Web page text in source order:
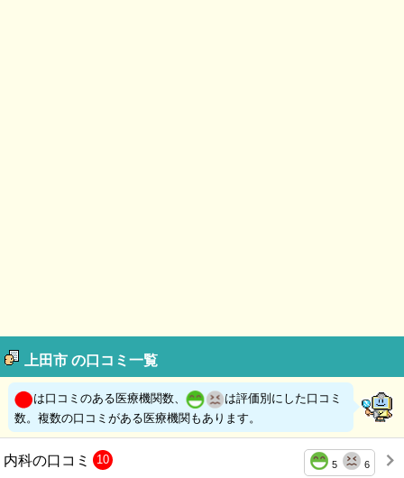
上田市 の口コミ一覧
は口コミのある医療機関数、
は評価別にした口コミ
数。複数の口コミがある医療機関もあります。
内科の口コミ 5 6
10